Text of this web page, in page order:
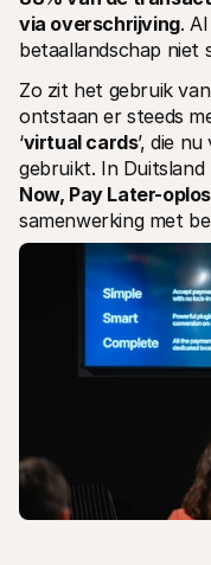
via overschrijving.
betaallandschap niet
Zo zit het gebruik van
ontstaan er steeds
‘virtual cards’, die
gebruikt. In Duitsland
Now, Pay Later-
samenwerking met